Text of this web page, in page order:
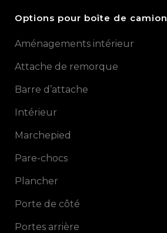
Options pour boîte de camion
Aménagements intérieur
Attache de remorque
Barre d’attache
Intérieur
Marchepied
Pare-chocs
Plancher
Porte de côté
Portes arrière